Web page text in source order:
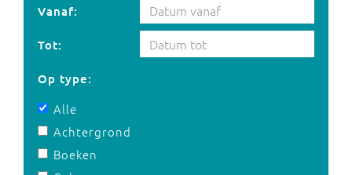
Vanaf:
Tot:
Op type:
Alle
Achtergrond
Boeken